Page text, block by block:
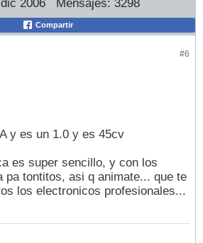
dic 2006 Mensajes: 3298
Compartir
#6
y es un 1.0 y es 45cv
es super sencillo, y con los
pa tontitos, asi q animate... que te
los electronicos profesionales...